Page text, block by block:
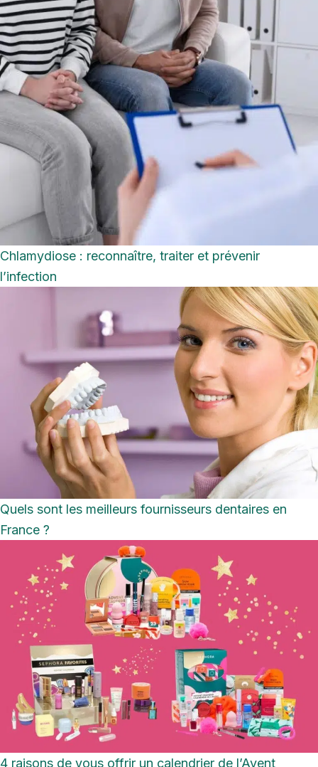
Chlamydiose : reconnaître, traiter et prévenir
l’infection
Quels sont les meilleurs fournisseurs dentaires en
France ?
4 raisons de vous offrir un calendrier de l’Avent